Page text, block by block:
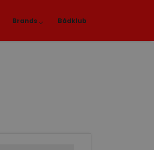
Brands Bådklub